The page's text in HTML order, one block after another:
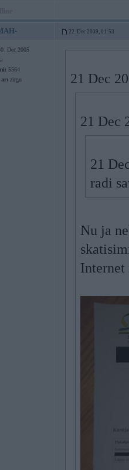
22. Dec 2009, 01:53
Dec 2005
5564
ar: zirgu 21 Dec
21 Dec
21
radi
Nu ja